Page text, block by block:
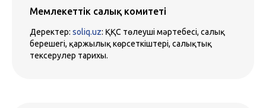
Мемлекеттік салық комитеті
Деректер: soliq.uz: ҚҚС төлеуші мәртебесі, салық
берешегі, қаржылық көрсеткіштері, салықтық
тексерулер тарихы.